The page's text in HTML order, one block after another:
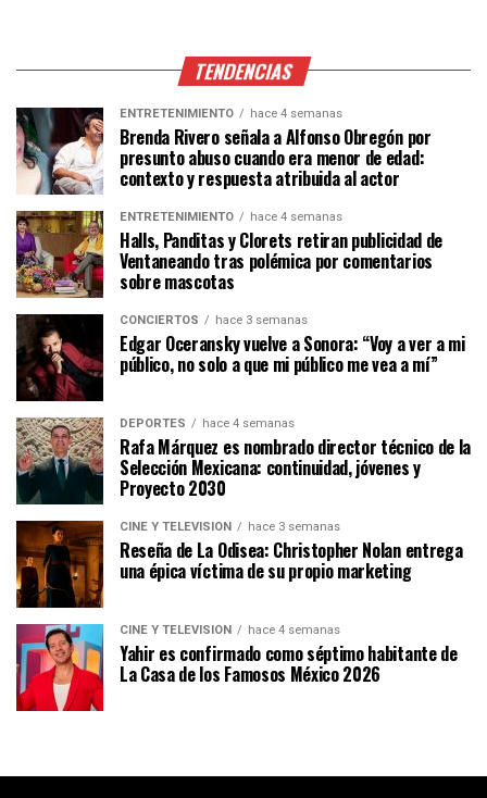
TENDENCIAS
ENTRETENIMIENTO hace 4 semanas
Brenda Rivero señala a Alfonso Obregón por
presunto abuso cuando era menor de edad:
contexto y respuesta atribuida al actor
ENTRETENIMIENTO hace 4 semanas
Halls, Panditas y Clorets retiran publicidad de
Ventaneando tras polémica por comentarios
sobre mascotas
CONCIERTOS hace 3 semanas
Edgar Oceransky vuelve a Sonora: “Voy a ver a mi
público, no solo a que mi público me vea a mí”
DEPORTES hace 4 semanas
Rafa Márquez es nombrado director técnico de la
Selección Mexicana: continuidad, jóvenes y
Proyecto 2030
CINE Y TELEVISIÓN hace 3 semanas
Reseña de La Odisea: Christopher Nolan entrega
una épica víctima de su propio marketing
CINE Y TELEVISIÓN hace 4 semanas
Yahir es confirmado como séptimo habitante de
La Casa de los Famosos México 2026